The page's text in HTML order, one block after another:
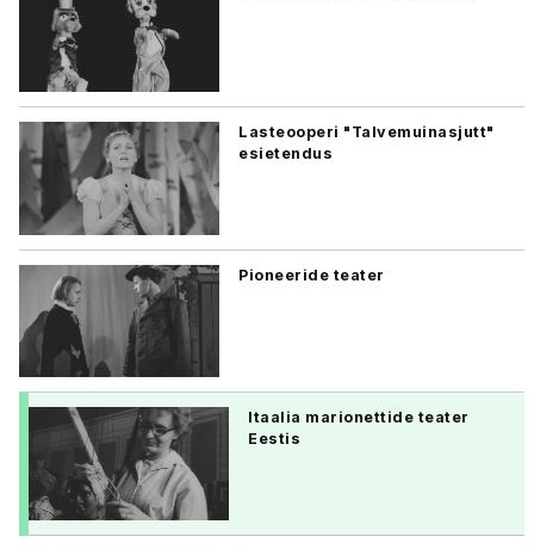
Lasteooperi "Talvemuinasjutt"
esietendus
Pioneeride teater
Itaalia marionettide teater
Eestis